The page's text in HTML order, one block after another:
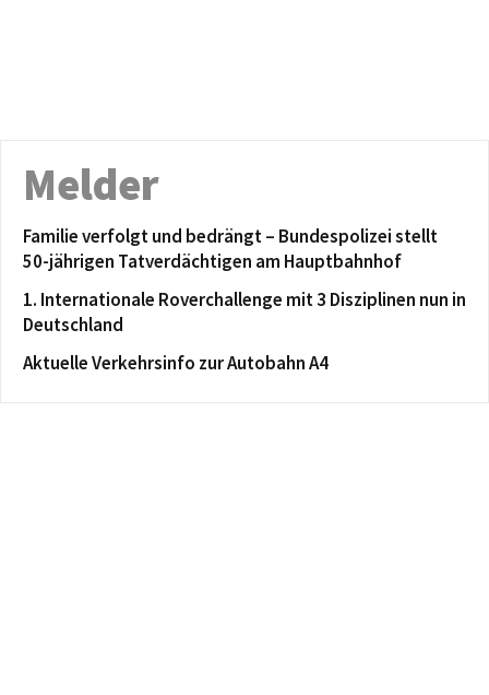
Melder
Familie verfolgt und bedrängt – Bundespolizei stellt
50-jährigen Tatverdächtigen am Hauptbahnhof
1. Internationale Roverchallenge mit 3 Disziplinen nun in
Deutschland
Aktuelle Verkehrsinfo zur Autobahn A4